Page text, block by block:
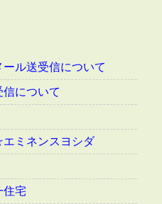
ール送受信について
信について
ミネンスヨシダ
住宅